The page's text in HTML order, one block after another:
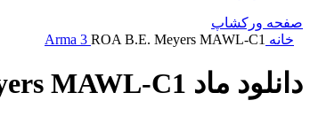
صفحه ورکشاپ
خانه
Arma 3 ROA B.E. Meyers MAWL-C1
دانلود ماد ROA B.E. Meyers MAWL-C1